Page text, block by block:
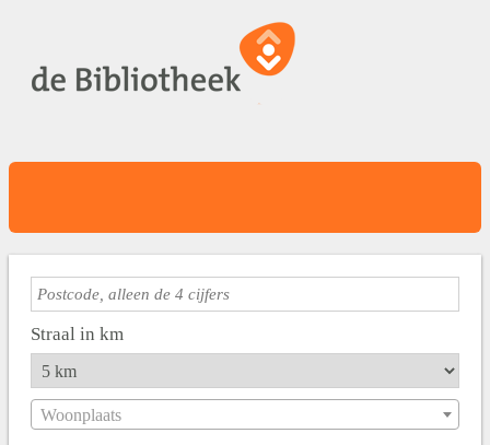
Straal in km
Woonplaats